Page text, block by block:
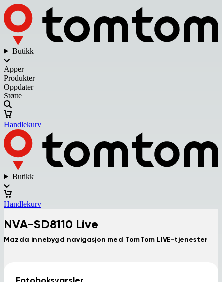
Butikk
Apper
Produkter
Oppdater
Støtte
Handlekurv
Butikk
Handlekurv
NVA-SD8110 Live
Mazda innebygd navigasjon med TomTom LIVE-tjenester